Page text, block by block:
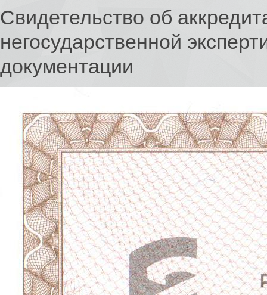
Свидетельство об
негосударственной
документации